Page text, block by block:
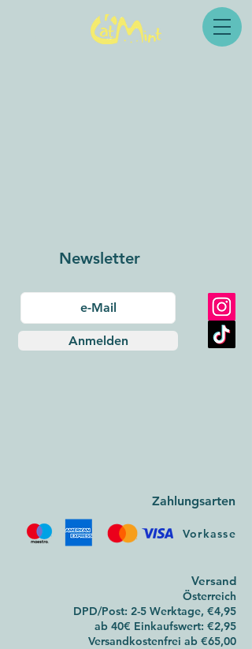
Newsletter
Anmelden
Zahlungsarten
Vorkasse
Versand
Österreich
DPD/Post: 2-5 Werktage, €4,95
ab 40€ Einkaufswert: €2,95
Versandkostenfrei ab €65,00